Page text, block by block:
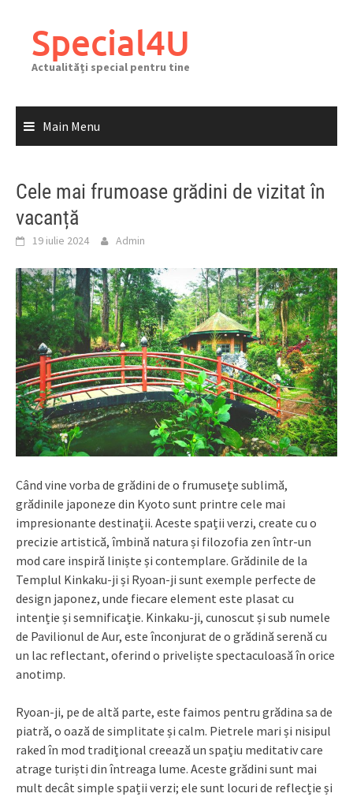
contentSpecial4U
Actualități special pentru tine
Main Menu
Cele mai frumoase grădini de vizitat în
vacanță
19 iulie 2024 Admin
Când vine vorba de grădini de o frumusețe sublimă,
grădinile japoneze din Kyoto sunt printre cele mai
impresionante destinații. Aceste spații verzi, create cu o
precizie artistică, îmbină natura și filozofia zen într-un
mod care inspiră liniște și contemplare. Grădinile de la
Templul Kinkaku-ji și Ryoan-ji sunt exemple perfecte de
design japonez, unde fiecare element este plasat cu
intenție și semnificație. Kinkaku-ji, cunoscut și sub numele
de Pavilionul de Aur, este înconjurat de o grădină serenă cu
un lac reflectant, oferind o priveliște spectaculoasă în orice
anotimp.
Ryoan-ji, pe de altă parte, este faimos pentru grădina sa de
piatră, o oază de simplitate și calm. Pietrele mari și nisipul
raked în mod tradițional creează un spațiu meditativ care
atrage turiști din întreaga lume. Aceste grădini sunt mai
mult decât simple spații verzi; ele sunt locuri de reflecție și